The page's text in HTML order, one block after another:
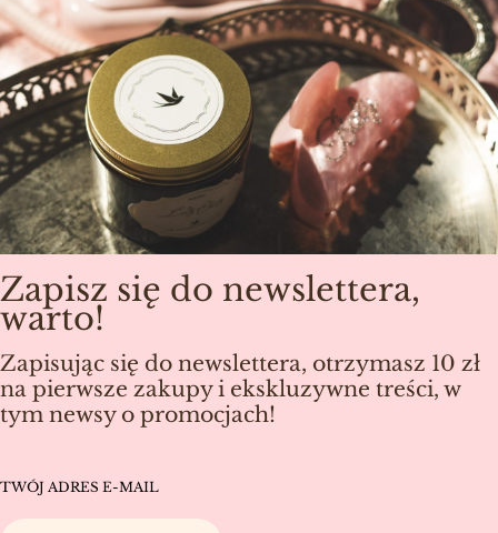
Zapisz się do newslettera,
warto!
Zapisując się do newslettera, otrzymasz 10 zł
na pierwsze zakupy i ekskluzywne treści, w
tym newsy o promocjach!
TWÓJ ADRES E-MAIL